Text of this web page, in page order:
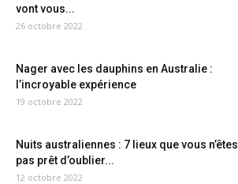
vont vous...
26 octobre 2022
Nager avec les dauphins en Australie :
l’incroyable expérience
19 octobre 2022
Nuits australiennes : 7 lieux que vous n’êtes
pas prêt d’oublier...
12 octobre 2022